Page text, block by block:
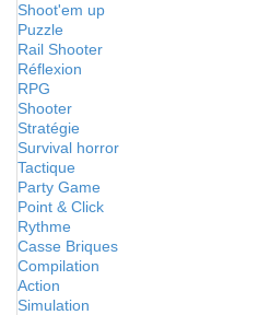
Shoot'em up
Puzzle
Rail Shooter
Réflexion
RPG
Shooter
Stratégie
Survival horror
Tactique
Party Game
Point & Click
Rythme
Casse Briques
Compilation
Action
Simulation